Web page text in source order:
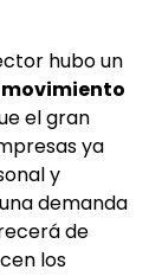
hubo un
movimiento
el gran
ya
y
demanda
de
los